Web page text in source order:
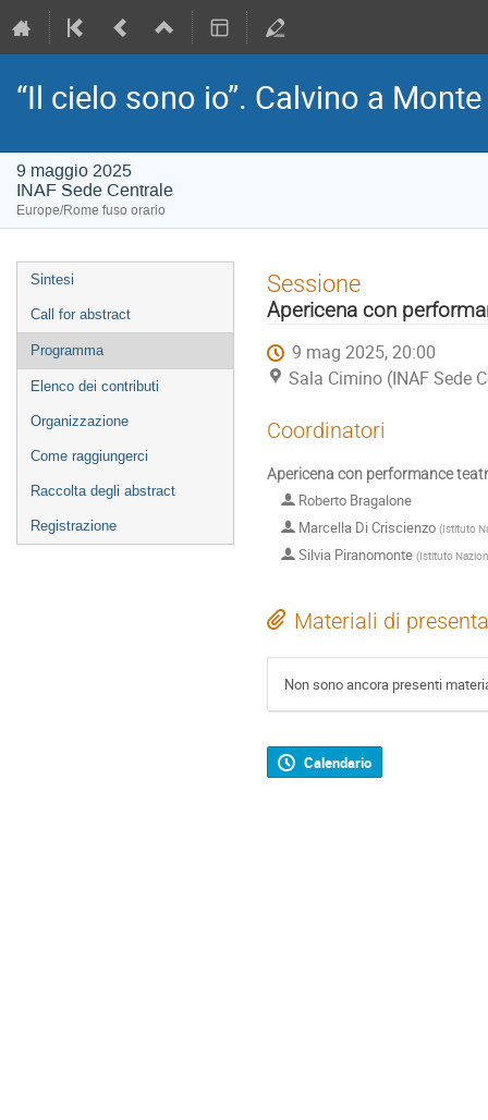
“Il cielo sono io”. Calvino a
9 maggio 2025
INAF Sede Centrale
Europe/Rome fuso orario
Event
menu
Sintesi
Call for abstract
Programma
Elenco dei contributi
Organizzazione
Come raggiungerci
Raccolta degli abstract
Registrazione
Sessione
Apericena con
9 mag 2025, 20:00
Sala Cimino (INAF Sede
Coordinatori
Apericena con performance
Roberto Bragalone
Marcella Di Criscienzo (Istituto
Silvia Piranomonte (Istituto
Materiali di
Non sono ancora presenti
Calendario